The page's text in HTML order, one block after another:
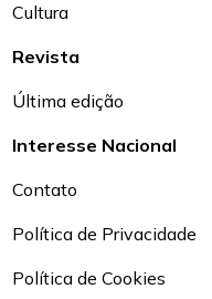
Cultura
Revista
Última edição
Interesse Nacional
Contato
Política de Privacidade
Política de Cookies